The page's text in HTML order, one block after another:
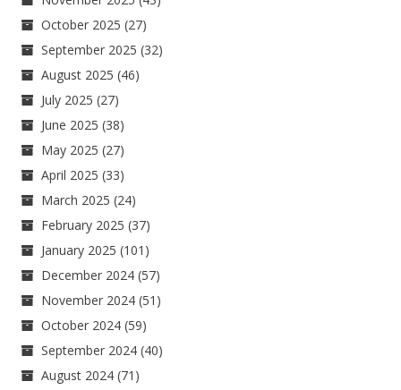
October 2025 (27)
September 2025 (32)
August 2025 (46)
July 2025 (27)
June 2025 (38)
May 2025 (27)
April 2025 (33)
March 2025 (24)
February 2025 (37)
January 2025 (101)
December 2024 (57)
November 2024 (51)
October 2024 (59)
September 2024 (40)
August 2024 (71)